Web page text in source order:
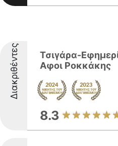
Διακριθέντες
Τσιγάρα-
Αφοι Ροκκάκης
8.3